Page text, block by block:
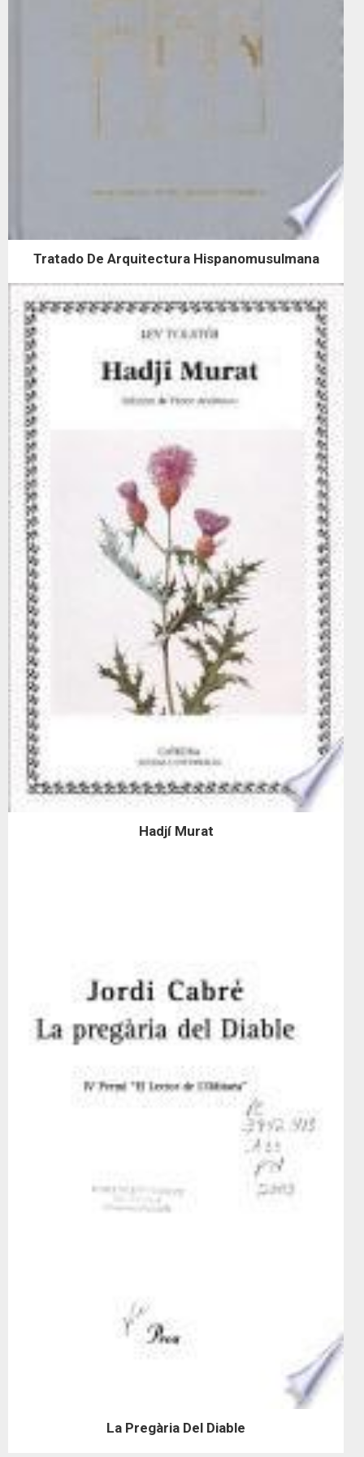
Tratado De Arquitectura Hispanomusulmana
Hadjí Murat
La Pregària Del Diable